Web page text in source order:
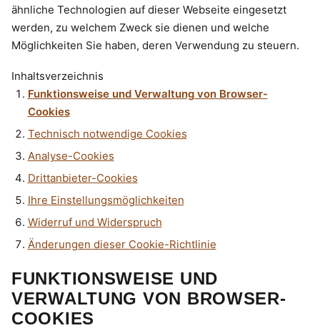
ähnliche Technologien auf dieser Webseite eingesetzt
werden, zu welchem Zweck sie dienen und welche
Möglichkeiten Sie haben, deren Verwendung zu steuern.
Inhaltsverzeichnis
Funktionsweise und Verwaltung von Browser-
Cookies
Technisch notwendige Cookies
Analyse-Cookies
Drittanbieter-Cookies
Ihre Einstellungsmöglichkeiten
Widerruf und Widerspruch
Änderungen dieser Cookie-Richtlinie
FUNKTIONSWEISE UND
VERWALTUNG VON BROWSER-
COOKIES